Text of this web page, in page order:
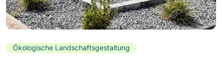
Ökologische Landschaftsgestaltung